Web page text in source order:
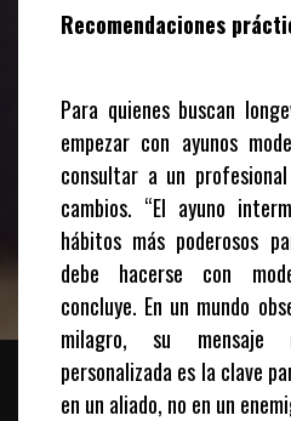
Recomendaciones
Para quienes buscan
empezar con ayunos
consultar a un
cambios. “El ayuno
hábitos más poderosos
debe hacerse con
concluye. En un mundo
milagro, su mensaje
personalizada es la clave
en un aliado, no en un